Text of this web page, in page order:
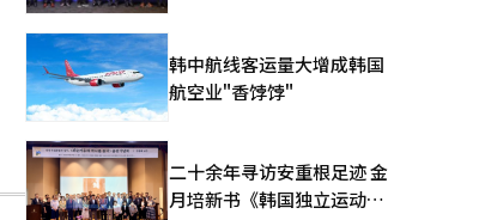
韩中航线客运量大增成韩国
航空业"香饽饽"
二十余年寻访安重根足迹 金
月培新书《韩国独立运动圣